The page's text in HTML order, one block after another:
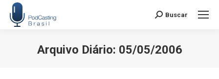
Search:
Buscar
Arquivo Diário: 05/05/2006